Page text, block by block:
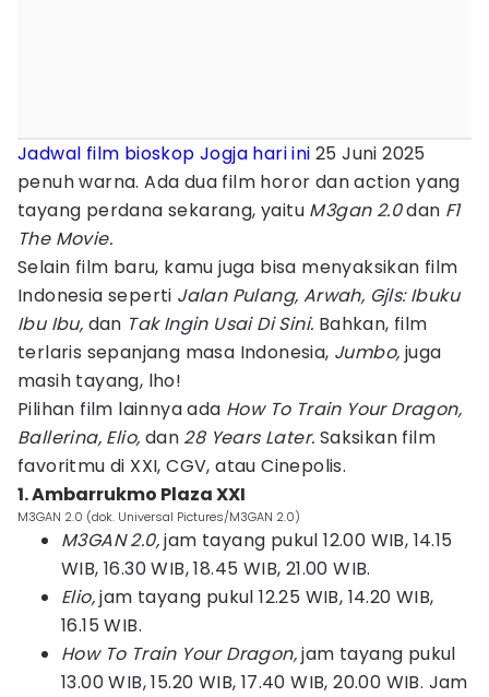
Jadwal film bioskop Jogja hari ini 25 Juni 2025
penuh warna. Ada dua film horor dan action yang
tayang perdana sekarang, yaitu M3gan 2.0dan F1
The Movie.
Selain film baru, kamu juga bisa menyaksikan film
Indonesia seperti Jalan Pulang, Arwah, Gjls: Ibuku
Ibu Ibu, dan Tak Ingin Usai Di Sini. Bahkan, film
terlaris sepanjang masa Indonesia, Jumbo, juga
masih tayang, lho!
Pilihan film lainnya ada How To Train Your Dragon,
Ballerina, Elio, dan 28 Years Later. Saksikan film
favoritmu di XXI, CGV, atau Cinepolis.
1. Ambarrukmo Plaza XXI
M3GAN 2.0 (dok. Universal Pictures/M3GAN 2.0)
M3GAN 2.0,jam tayang pukul 12.00 WIB, 14.15
WIB, 16.30 WIB, 18.45 WIB, 21.00 WIB.
Elio,jam tayang pukul 12.25 WIB, 14.20 WIB,
16.15 WIB.
How To Train Your Dragon,jam tayang pukul
13.00 WIB, 15.20 WIB, 17.40 WIB, 20.00 WIB. Jam